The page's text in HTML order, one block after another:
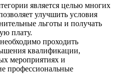
является целью многих
улучшить условия
льготы и получать
плату.
проходить
квалификации,
мероприятиях и
профессиональные